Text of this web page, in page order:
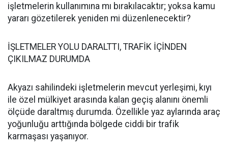
işletmelerin kullanımına mı bırakılacaktır; yoksa kamu
yararı gözetilerek yeniden mi düzenlenecektir?
İŞLETMELER YOLU DARALTTI, TRAFİK İÇİNDEN
ÇIKILMAZ DURUMDA
Akyazı sahilindeki işletmelerin mevcut yerleşimi, kıyı
ile özel mülkiyet arasında kalan geçiş alanını önemli
ölçüde daraltmış durumda. Özellikle yaz aylarında araç
yoğunluğu arttığında bölgede ciddi bir trafik
karmaşası yaşanıyor.